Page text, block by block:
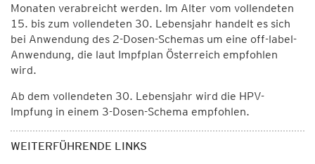
Monaten verabreicht werden. Im Alter vom vollendeten
15. bis zum vollendeten 30. Lebensjahr handelt es sich
bei Anwendung des 2-Dosen-Schemas um eine off-label-
Anwendung, die laut Impfplan Österreich empfohlen
wird.
Ab dem vollendeten 30. Lebensjahr wird die HPV-
Impfung in einem 3-Dosen-Schema empfohlen.
WEITERFÜHRENDE LINKS